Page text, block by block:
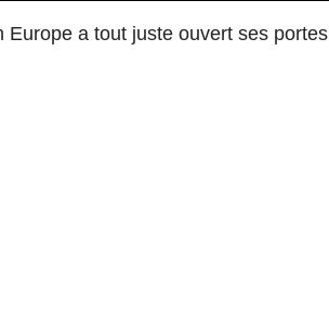
Europe a tout juste ouvert ses portes